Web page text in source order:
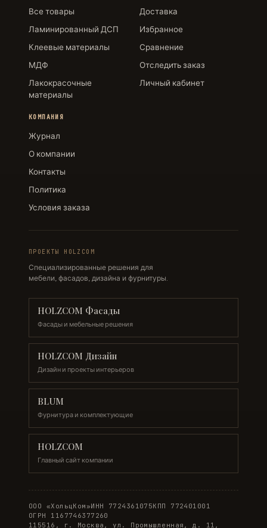
Все товары
Ламинированный ДСП
Клеевые материалы
МДФ
Лакокрасочные
материалы
Доставка
Избранное
Сравнение
Отследить заказ
Личный кабинет
КОМПАНИЯ
Журнал
О компании
Контакты
Политика
Условия заказа
ПРОЕКТЫ HOLZCOM
Специализированные решения для
мебели, фасадов, дизайна и фурнитуры.
HOLZCOM Фасады
Фасады и мебельные решения
HOLZCOM Дизайн
Дизайн и проекты интерьеров
BLUM
Фурнитура и комплектующие
HOLZCOM
Главный сайт компании
ООО «ХольцКом»ИНН 7724361075КПП 772401001
ОГРН 1167746377260
115516, г. Москва, ул. Промышленная, д. 11,